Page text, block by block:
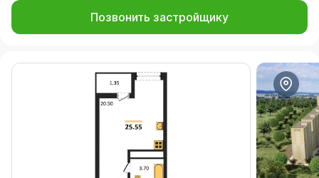
Позвонить застройщику